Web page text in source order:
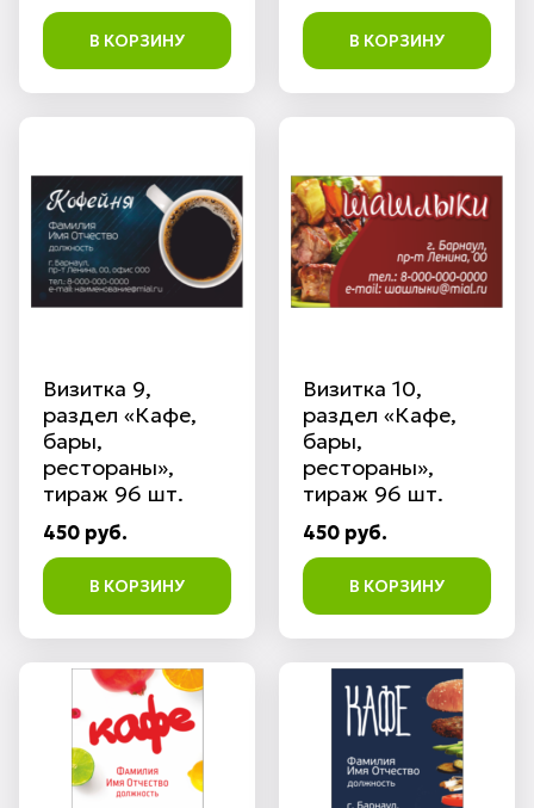
В КОРЗИНУ В КОРЗИНУ
Визитка 9,
раздел «Кафе,
бары,
рестораны»,
тираж 96 шт.
450 руб.
В КОРЗИНУ
Визитка 10,
раздел «Кафе,
бары,
рестораны»,
тираж 96 шт.
450 руб.
В КОРЗИНУ